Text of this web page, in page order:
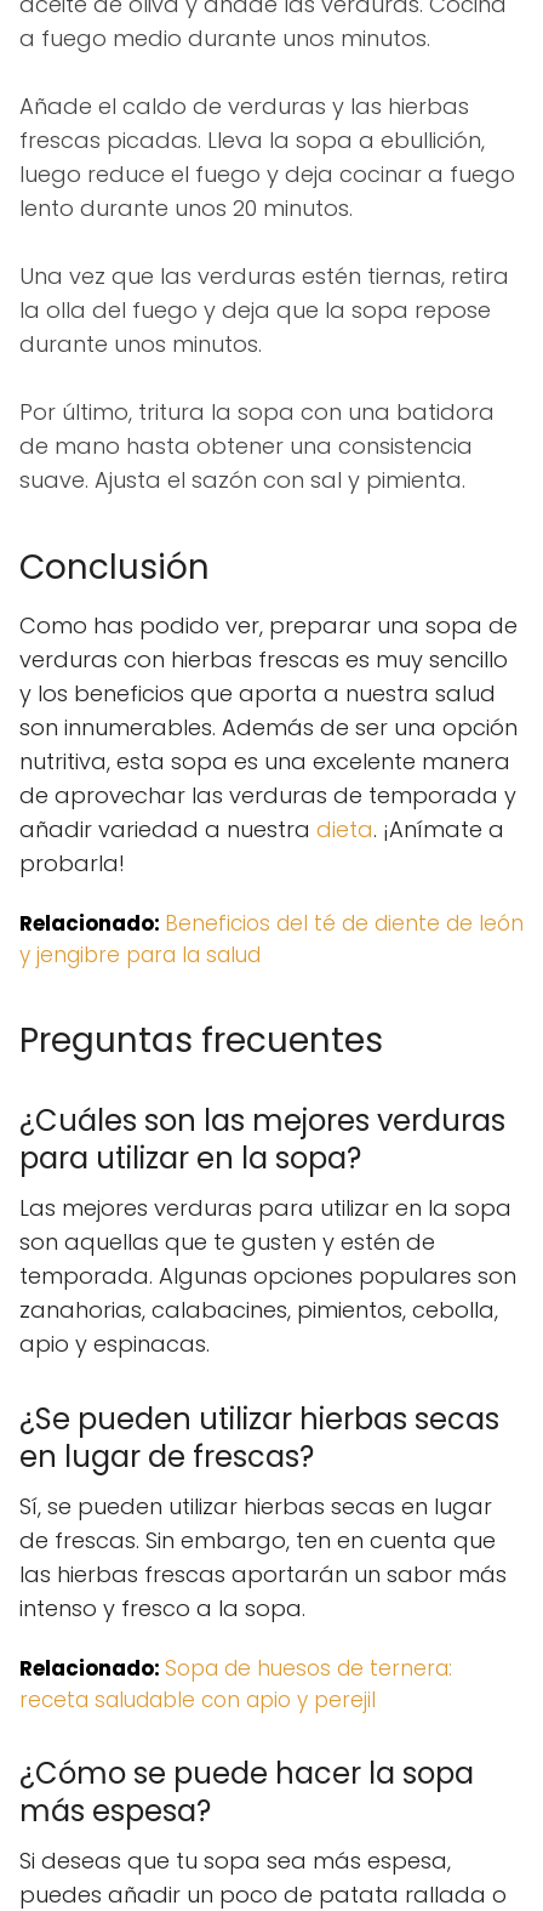
a fuego medio durante unos minutos.
Añade el caldo de verduras y las hierbas
frescas picadas. Lleva la sopa a ebullición,
luego reduce el fuego y deja cocinar a fuego
lento durante unos 20 minutos.
Una vez que las verduras estén tiernas, retira
la olla del fuego y deja que la sopa repose
durante unos minutos.
Por último, tritura la sopa con una batidora
de mano hasta obtener una consistencia
suave. Ajusta el sazón con sal y pimienta.
Conclusión
Como has podido ver, preparar una sopa de
verduras con hierbas frescas es muy sencillo
y los beneficios que aporta a nuestra salud
son innumerables. Además de ser una opción
nutritiva, esta sopa es una excelente manera
de aprovechar las verduras de temporada y
añadir variedad a nuestra dieta. ¡Anímate a
probarla!
Relacionado: Beneficios del té de diente de león
y jengibre para la salud
Preguntas frecuentes
¿Cuáles son las mejores verduras
para utilizar en la sopa?
Las mejores verduras para utilizar en la sopa
son aquellas que te gusten y estén de
temporada. Algunas opciones populares son
zanahorias, calabacines, pimientos, cebolla,
apio y espinacas.
¿Se pueden utilizar hierbas secas
en lugar de frescas?
Sí, se pueden utilizar hierbas secas en lugar
de frescas. Sin embargo, ten en cuenta que
las hierbas frescas aportarán un sabor más
intenso y fresco a la sopa.
Relacionado: Sopa de huesos de ternera:
receta saludable con apio y perejil
¿Cómo se puede hacer la sopa
más espesa?
Si deseas que tu sopa sea más espesa,
puedes añadir un poco de patata rallada o